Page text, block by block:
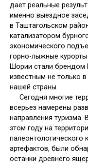
дает реальные
именно выездное
в Таштагольском
катализатором
экономического
горно-лыжные
Шории стали брендом
известным не только
нашей страны.
Сегодня многие
всерьез намерены
направления туризма.
этом году на
палеонтологического
артефактов, были
останки древнего